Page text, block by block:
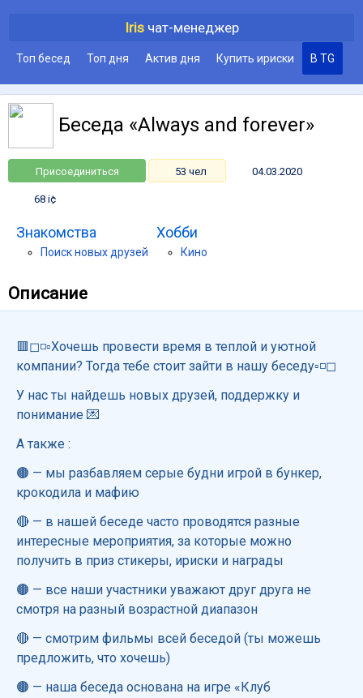
Irisчат-менеджер
Топ бесед Топ дня Актив дня Купить ириски В TG
Беседа «Always and forever»
Присоединиться 53 чел 04.03.2020
68 i¢
Знакомства
Поиск новых друзей
Хобби
Кино
Описание
🟥◻◽▫Хочешь провести время в теплой и уютной
компании? Тогда тебе стоит зайти в нашу беседу▫◽◻
У нас ты найдешь новых друзей, поддержку и
понимание 💌
А также :
🟤 — мы разбавляем серые будни игрой в бункер,
крокодила и мафию
🔴 — в нашей беседе часто проводятся разные
интересные мероприятия, за которые можно
получить в приз стикеры, ириски и награды
🟤 — все наши участники уважают друг друга не
смотря на разный возрастной диапазон
🔴 — смотрим фильмы всей беседой (ты можешь
предложить, что хочешь)
🟤 — наша беседа основана на игре «Клуб